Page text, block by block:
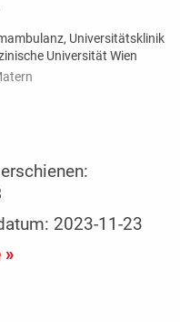
Universitätsklinik
Universität Wien
2023-11-23
»